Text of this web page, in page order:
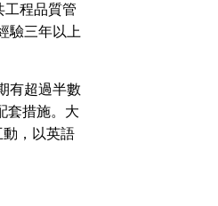
工程品質管
驗三年以上
有超過半數
套措施。大
，以英語